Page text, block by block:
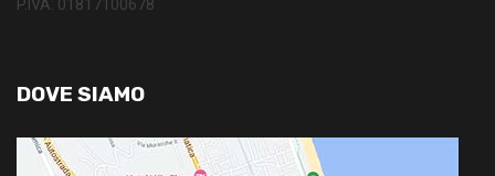
P.IVA: 01817100678
DOVE SIAMO